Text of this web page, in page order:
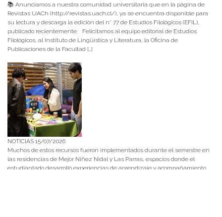
📚 Anunciamos a nuestra comunidad universitaria que en la página de
Revistas UACh (http://revistas.uach.cl/), ya se encuentra disponible para
su lectura y descarga la edición del n° 77 de Estudios Filológicos (EFIL),
publicado recientemente. Felicitamos al equipo editorial de Estudios
Filológicos, al Instituto de Lingüística y Literatura, la Oficina de
Publicaciones de la Facultad […]
NOTICIAS 15/07/2026
Muchos de estos recursos fueron implementados durante el semestre en
las residencias de Mejor Niñez Nidal y Las Parras, espacios donde el
estudiantado desarrolló experiencias de aprendizaje y acompañamiento.